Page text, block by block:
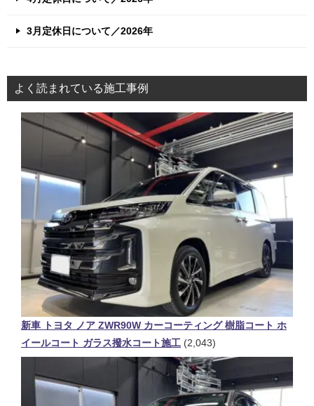
3月定休日について／2026年
よく読まれている施工事例
新車 トヨタ ノア ZWR90W カーコーティング 樹脂コート ホ
イールコート ガラス撥水コート施工 (2,043)